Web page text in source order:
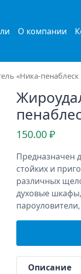
О компании
«Ника-пенаблеск
150.00₽
Предназначен
стойких и
различных
духовые
Описание